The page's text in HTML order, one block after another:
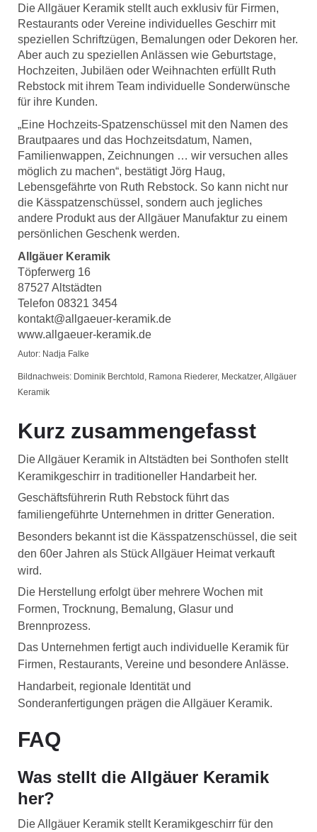
Die Allgäuer Keramik stellt auch exklusiv für Firmen,
Restaurants oder Vereine individuelles Geschirr mit
speziellen Schriftzügen, Bemalungen oder Dekoren her.
Aber auch zu speziellen Anlässen wie Geburtstage,
Hochzeiten, Jubiläen oder Weihnachten erfüllt Ruth
Rebstock mit ihrem Team individuelle Sonderwünsche
für ihre Kunden.
„Eine Hochzeits-Spatzenschüssel mit den Namen des
Brautpaares und das Hochzeitsdatum, Namen,
Familienwappen, Zeichnungen … wir versuchen alles
möglich zu machen“, bestätigt Jörg Haug,
Lebensgefährte von Ruth Rebstock. So kann nicht nur
die Kässpatzenschüssel, sondern auch jegliches
andere Produkt aus der Allgäuer Manufaktur zu einem
persönlichen Geschenk werden.
Allgäuer Keramik
Töpferwerg 16
87527 Altstädten
Telefon 08321 3454
kontakt@allgaeuer-keramik.de
www.allgaeuer-keramik.de
Autor: Nadja Falke
Bildnachweis: Dominik Berchtold, Ramona Riederer, Meckatzer, Allgäuer
Keramik
Kurz zusammengefasst
Die Allgäuer Keramik in Altstädten bei Sonthofen stellt
Keramikgeschirr in traditioneller Handarbeit her.
Geschäftsführerin Ruth Rebstock führt das
familiengeführte Unternehmen in dritter Generation.
Besonders bekannt ist die Kässpatzenschüssel, die seit
den 60er Jahren als Stück Allgäuer Heimat verkauft
wird.
Die Herstellung erfolgt über mehrere Wochen mit
Formen, Trocknung, Bemalung, Glasur und
Brennprozess.
Das Unternehmen fertigt auch individuelle Keramik für
Firmen, Restaurants, Vereine und besondere Anlässe.
Handarbeit, regionale Identität und
Sonderanfertigungen prägen die Allgäuer Keramik.
FAQ
Was stellt die Allgäuer Keramik
her?
Die Allgäuer Keramik stellt Keramikgeschirr für den